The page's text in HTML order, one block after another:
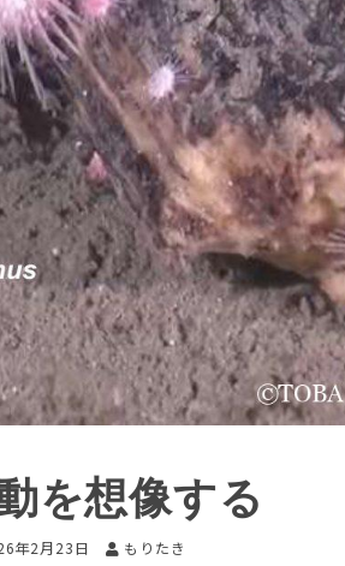
を想像する
年2月23日 もりたき